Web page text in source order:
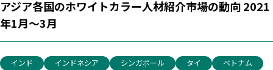
アジア各国のホワイトカラー人材紹介市場の動向 2021
年1月～3月
インド インドネシア シンガポール タイ
ベトナム